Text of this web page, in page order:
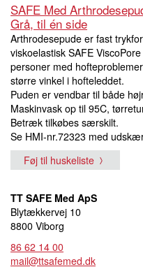
SAFE Med
Grå, til én side
Arthrodesepude er fast
viskoelastisk SAFE
personer med
større vinkel i hofteleddet.
Puden er vendbar til både
Maskinvask op til 95C,
Betræk tilkøbes særskilt.
Se HMI-nr.72323 med
Føj til huskeliste
TT SAFE Med ApS
Blytækkervej 10
8800 Viborg
86 62 14 00
mail@ttsafemed.dk